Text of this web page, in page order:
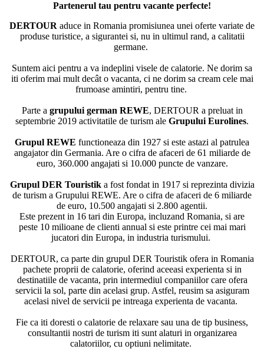
Partenerul tau pentru vacante perfecte!
DERTOUR aduce in Romania promisiunea unei oferte variate de
produse turistice, a sigurantei si, nu in ultimul rand, a calitatii
germane.
Suntem aici pentru a va indeplini visele de calatorie. Ne dorim sa
iti oferim mai mult decât o vacanta, ci ne dorim sa cream cele mai
frumoase amintiri, pentru tine.
Parte a grupului german REWE, DERTOUR a preluat in
septembrie 2019 activitatile de turism ale Grupului Eurolines.
Grupul REWE functioneaza din 1927 si este astazi al patrulea
angajator din Germania. Are o cifra de afaceri de 61 miliarde de
euro, 360.000 angajati si 10.000 puncte de vanzare.
Grupul DER Touristik a fost fondat in 1917 si reprezinta divizia
de turism a Grupului REWE. Are o cifra de afaceri de 6 miliarde
de euro, 10.500 angajati si 2.800 agentii.
Este prezent in 16 tari din Europa, incluzand Romania, si are
peste 10 milioane de clienti annual si este printre cei mai mari
jucatori din Europa, in industria turismului.
DERTOUR, ca parte din grupul DER Touristik ofera in Romania
pachete proprii de calatorie, oferind aceeasi experienta si in
destinatiile de vacanta, prin intermediul companiilor care ofera
servicii la sol, parte din acelasi grup. Astfel, reusim sa asiguram
acelasi nivel de servicii pe intreaga experienta de vacanta.
Fie ca iti doresti o calatorie de relaxare sau una de tip business,
consultantii nostri de turism iti sunt alaturi in organizarea
calatoriilor, cu optiuni nelimitate.